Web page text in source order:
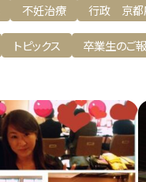
不妊治療 行政 京都
トピックス 卒業生のご